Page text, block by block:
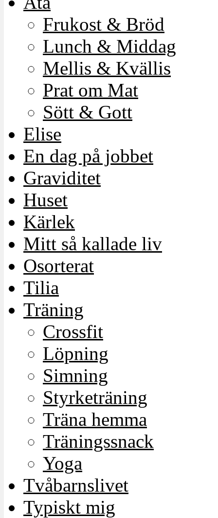
Frukost & Bröd
Lunch & Middag
Mellis & Kvällis
Prat om Mat
Sött & Gott
Elise
En dag på jobbet
Graviditet
Huset
Kärlek
Mitt så kallade liv
Osorterat
Tilia
Träning
Crossfit
Löpning
Simning
Styrketräning
Träna hemma
Träningssnack
Yoga
Tvåbarnslivet
Typiskt mig